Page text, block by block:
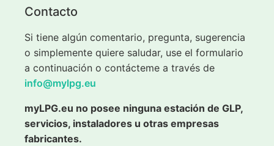
Contacto
Si tiene algún comentario, pregunta, sugerencia
o simplemente quiere saludar, use el formulario
a continuación o contácteme a través de
info@mylpg.eu
myLPG.eu no posee ninguna estación de GLP,
servicios, instaladores u otras empresas
fabricantes.